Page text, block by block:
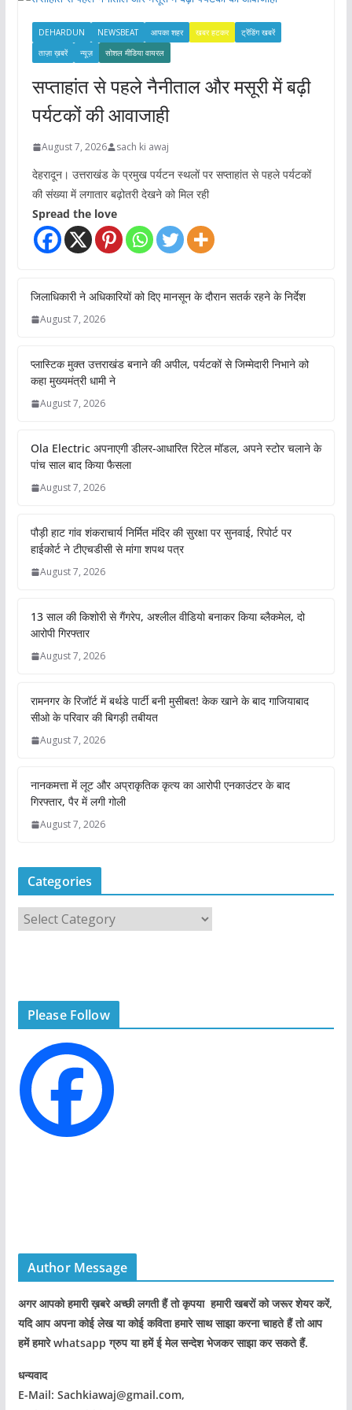
DEHARDUN NEWSBEAT आपका शहर खबर हटकर
ट्रेंडिंग खबरें
ताज़ा ख़बरें
न्यूज़ सोशल मीडिया वायरल
सप्ताहांत से पहले नैनीताल और मसूरी में बढ़ी
पर्यटकों की आवाजाही
August 7, 2026 sach ki awaj
देहरादून। उत्तराखंड के प्रमुख पर्यटन स्थलों पर सप्ताहांत से पहले पर्यटकों
की संख्या में लगातार बढ़ोतरी देखने को मिल रही
Spread the love
जिलाधिकारी ने अधिकारियों को दिए मानसून के दौरान सतर्क रहने के निर्देश
August 7, 2026
प्लास्टिक मुक्त उत्तराखंड बनाने की अपील, पर्यटकों से जिम्मेदारी निभाने को
कहा मुख्यमंत्री धामी ने
August 7, 2026
Ola Electric अपनाएगी डीलर-आधारित रिटेल मॉडल, अपने स्टोर चलाने के
पांच साल बाद किया फैसला
August 7, 2026
पौड़ी हाट गांव शंकराचार्य निर्मित मंदिर की सुरक्षा पर सुनवाई, रिपोर्ट पर
हाईकोर्ट ने टीएचडीसी से मांगा शपथ पत्र
August 7, 2026
13 साल की किशोरी से गैंगरेप, अश्लील वीडियो बनाकर किया ब्लैकमेल, दो
आरोपी गिरफ्तार
August 7, 2026
रामनगर के रिजॉर्ट में बर्थडे पार्टी बनी मुसीबत! केक खाने के बाद गाजियाबाद
सीओ के परिवार की बिगड़ी तबीयत
August 7, 2026
नानकमत्ता में लूट और अप्राकृतिक कृत्य का आरोपी एनकाउंटर के बाद
गिरफ्तार, पैर में लगी गोली
August 7, 2026
Categories
e
s
Please Follow
Author Message
अगर आपको हमारी ख़बरे अच्छी लगती हैं तो कृपया हमारी खबरों को जरूर शेयर करें,
यदि आप अपना कोई लेख या कोई कविता हमारे साथ साझा करना चाहते हैं तो आप
हमें हमारे whatsapp ग्रुप या हमें ई मेल सन्देश भेजकर साझा कर सकते हैं.
धन्यवाद
E-Mail: Sachkiawaj@gmail.com,